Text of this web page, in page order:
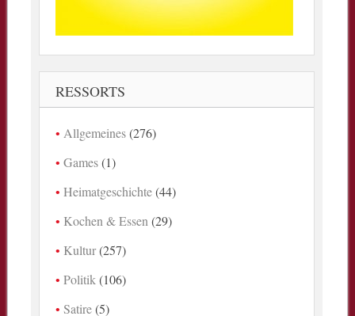
RESSORTS
Allgemeines(276)
Games(1)
Heimatgeschichte(44)
Kochen & Essen (29)
Kultur(257)
Politik (106)
Satire(5)